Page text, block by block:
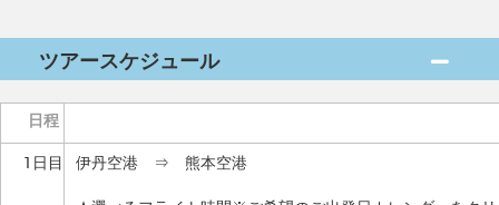
ツアースケジュール
日程
1日目
伊丹空港 ⇒ 熊本空港